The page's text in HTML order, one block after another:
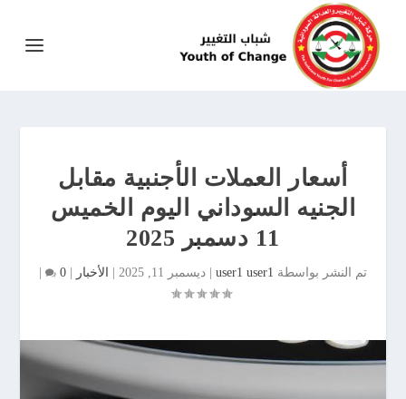
أسعار العملات الأجنبية مقابل
الجنيه السوداني اليوم الخميس
11 دسمبر 2025
تم النشر بواسطة user1 user1 ديسمبر 11, 2025 الأخبار 0